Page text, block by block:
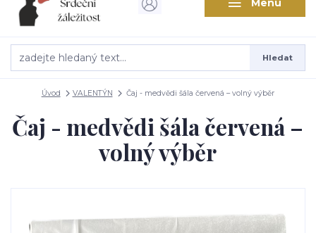
Menu
Hledat
Úvod VALENTÝN Čaj - medvědi šála červená – volný výběr
Čaj - medvědi šála červená –
volný výběr